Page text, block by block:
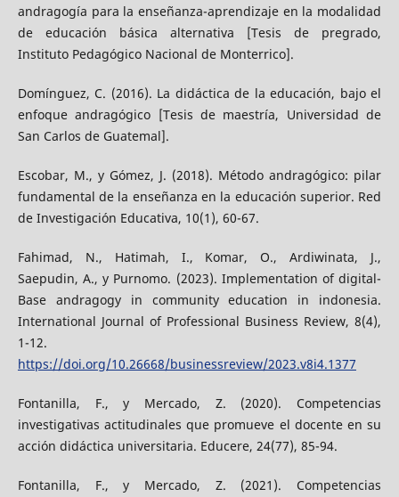
andragogía para la enseñanza-aprendizaje en la modalidad
de educación básica alternativa [Tesis de pregrado,
Instituto Pedagógico Nacional de Monterrico].
Domínguez, C. (2016). La didáctica de la educación, bajo el
enfoque andragógico [Tesis de maestría, Universidad de
San Carlos de Guatemal].
Escobar, M., y Gómez, J. (2018). Método andragógico: pilar
fundamental de la enseñanza en la educación superior. Red
de Investigación Educativa, 10(1), 60-67.
Fahimad, N., Hatimah, I., Komar, O., Ardiwinata, J.,
Saepudin, A., y Purnomo. (2023). Implementation of digital-
Base andragogy in community education in indonesia.
International Journal of Professional Business Review, 8(4),
1-12.
https://doi.org/10.26668/businessreview/2023.v8i4.1377
Fontanilla, F., y Mercado, Z. (2020). Competencias
investigativas actitudinales que promueve el docente en su
acción didáctica universitaria. Educere, 24(77), 85-94.
Fontanilla, F., y Mercado, Z. (2021). Competencias